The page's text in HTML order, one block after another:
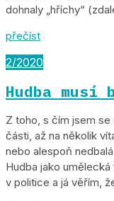
dohnaly „hříchy“
přečíst
2/2020
Hudba
Z toho, s čím jsem
části, až na několik
nebo alespoň
Hudba jako
v politice a já věřím,